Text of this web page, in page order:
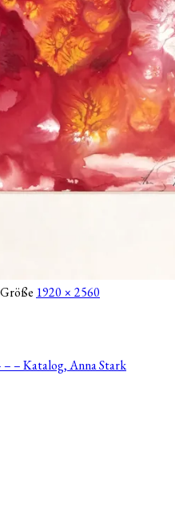
1920 × 2560
– – Katalog, Anna Stark